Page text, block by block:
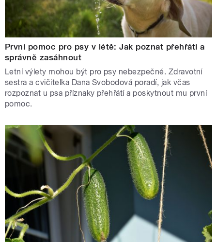
První pomoc pro psy v létě: Jak poznat přehřátí a
správně zasáhnout
Letní výlety mohou být pro psy nebezpečné. Zdravotní
sestra a cvičitelka Dana Svobodová poradí, jak včas
rozpoznat u psa příznaky přehřátí a poskytnout mu první
pomoc.